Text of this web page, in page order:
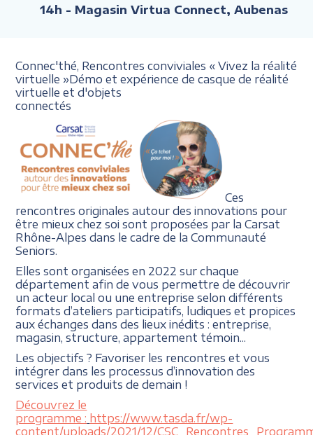
14h - Magasin Virtua Connect, Aubenas
Connec'thé, Rencontres conviviales « Vivez la réalité
virtuelle »Démo et expérience de casquede réalité
virtuelle et d'objets
connectés
Ces
rencontres originales autour des innovations pour
être mieux chez soi sont proposées par la Carsat
Rhône-Alpes dans le cadre de la Communauté
Seniors.
Elles sont organisées en 2022 sur chaque
département afin de vous permettre de découvrir
un acteur local ou une entreprise selon différents
formats d’ateliers participatifs, ludiques et propices
aux échanges dans des lieux inédits : entreprise,
magasin, structure, appartement témoin...
Les objectifs ? Favoriser les rencontres et vous
intégrer dans les processus d’innovation des
services et produits de demain !
Découvrez le
programme : https://www.tasda.fr/wp-
content/uploads/2021/12/